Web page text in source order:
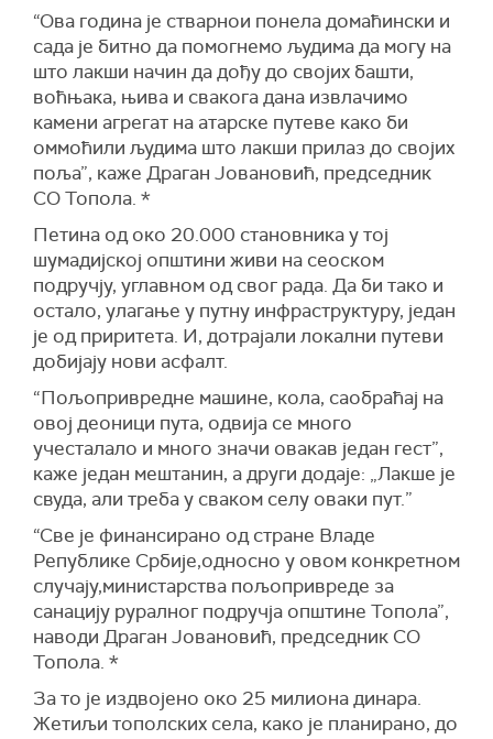
“Ова година је стварнои понела домаћински и
сада је битно да помогнемо људима да могу на
што лакши начин да дођу до својих башти,
воћњака, њива и свакога дана извлачимо
камени агрегат на атарске путеве како би
оммоћили људима што лакши прилаз до својих
поља”, каже Драган Јовановић, председник
СО Топола. *
Петина од око 20.000 становника у тој
шумадијској општини живи на сеоском
подручју, углавном од свог рада. Да би тако и
остало, улагање у путну инфраструктуру, један
је од приритета. И, дотрајали локални путеви
добијају нови асфалт.
“Пољопривредне машине, кола, саобраћај на
овој деоници пута, одвија се много
учесталало и много значи овакав један гест”,
каже један мештанин, а други додаје: „Лакше је
свуда, али треба у сваком селу оваки пут.”
“Све је финансирано од стране Владе
Републике Србије,односно у овом конкретном
случају,министарства пољопривреде за
санацију руралног подручја општине Топола”,
наводи Драган Јовановић, председник СО
Топола. *
За то је издвојено око 25 милиона динара.
Жетиљи тополских села, како је планирано, до